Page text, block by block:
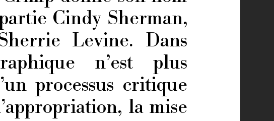
Cindy Sherman,
Levine. Dans
n’est plus
processus critique
la mise